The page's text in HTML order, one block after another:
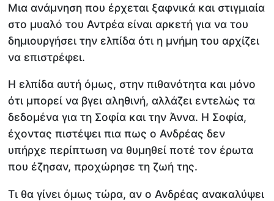
Μια ανάμνηση που έρχεται ξαφνικά και στιγμιαία
στο μυαλό του Αντρέα είναι αρκετή για να του
δημιουργήσει την ελπίδα ότι η μνήμη του αρχίζει
να επιστρέφει.
Η ελπίδα αυτή όμως, στην πιθανότητα και μόνο
ότι μπορεί να βγει αληθινή, αλλάζει εντελώς τα
δεδομένα για τη Σοφία και την Άννα. Η Σοφία,
έχοντας πιστέψει πια πως ο Ανδρέας δεν
υπήρχε περίπτωση να θυμηθεί ποτέ τον έρωτα
που έζησαν, προχώρησε τη ζωή της.
Τι θα γίνει όμως τώρα, αν ο Ανδρέας ανακαλύψει